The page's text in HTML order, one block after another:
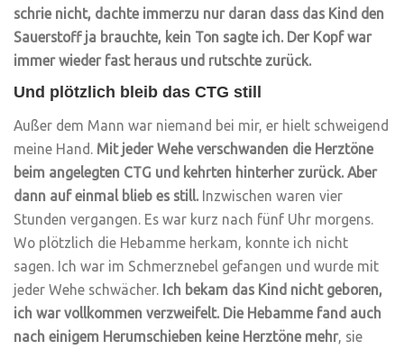
schrie nicht, dachte immerzu nur daran dass das Kind den
Sauerstoff ja brauchte, kein Ton sagte ich. Der Kopf war
immer wieder fast heraus und rutschte zurück.
Und plötzlich bleib das CTG still
Außer dem Mann war niemand bei mir, er hielt schweigend
meine Hand. Mit jeder Wehe verschwanden die Herztöne
beim angelegten CTG und kehrten hinterher zurück. Aber
dann auf einmal blieb es still. Inzwischen waren vier
Stunden vergangen. Es war kurz nach fünf Uhr morgens.
Wo plötzlich die Hebamme herkam, konnte ich nicht
sagen. Ich war im Schmerznebel gefangen und wurde mit
jeder Wehe schwächer. Ich bekam das Kind nicht geboren,
ich war vollkommen verzweifelt. Die Hebamme fand auch
nach einigem Herumschieben keine Herztöne mehr, sie